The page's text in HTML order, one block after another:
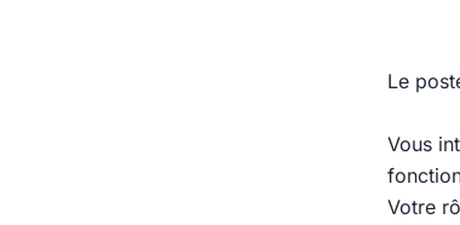
Le
Vous
Votre